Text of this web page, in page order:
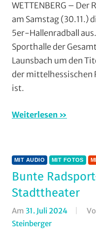
WETTENBERG –
am Samstag (30.11.)
5er-Hallenradball
Sporthalle der
Launsbach um den
der mittelhessischen
ist.
Weiterlesen
MIT AUDIO MIT FOTOS
Bunte
Stadttheater
Am 31. Juli 2024
Steinberger